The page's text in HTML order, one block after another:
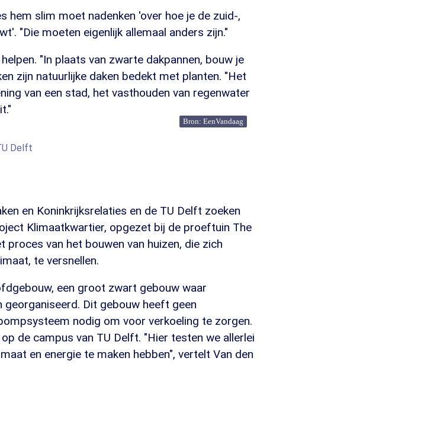
hem slim moet nadenken 'over hoe je de zuid-,
"Die moeten eigenlijk allemaal anders zijn."
"In plaats van zwarte dakpannen, bouw je
zijn natuurlijke daken bedekt met planten. "Het
van een stad, het vasthouden van regenwater
Bron: EenVandaag
Delft
en Koninkrijksrelaties en de TU Delft zoeken
Klimaatkwartier, opgezet bij de proeftuin The
proces van het bouwen van huizen, die zich
te versnellen.
een groot zwart gebouw waar
Dit gebouw heeft geen
nodig om voor verkoeling te zorgen.
de campus van TU Delft. "Hier testen we allerlei
en energie te maken hebben", vertelt Van den